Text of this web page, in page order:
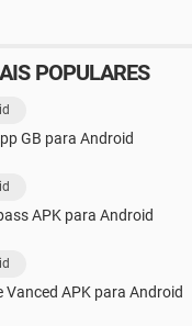
POPULARES
GB para Android
APK para Android
Vanced APK para Android